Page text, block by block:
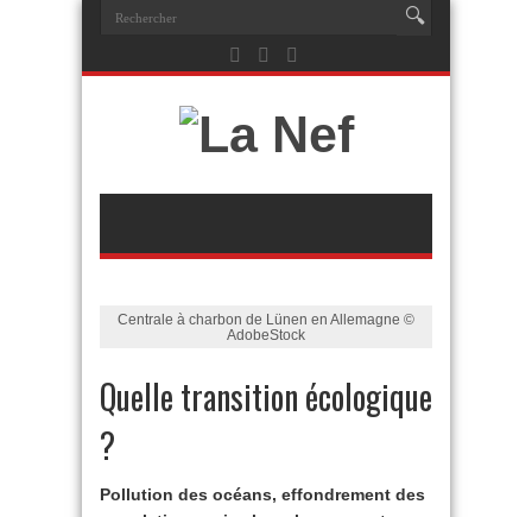
Centrale à charbon de Lünen en Allemagne ©
AdobeStock
Quelle transition écologique
?
Pollution des océans, effondrement des